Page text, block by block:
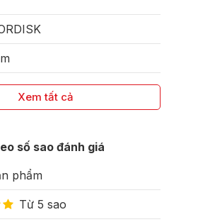
Xem tất cả
số sao đánh giá
phẩm
Từ 5 sao